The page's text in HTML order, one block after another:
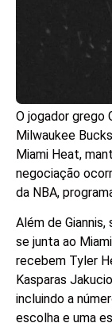
O jogador grego
Milwaukee
Miami Heat,
negociação
da NBA,
Além de
se junta ao
recebem Tyler
Kasparas
incluindo a
escolha e uma